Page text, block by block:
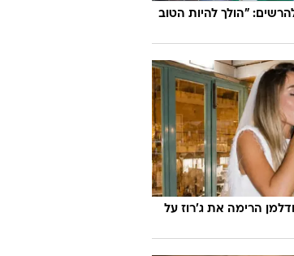
"הולך להיות הטוב
הרימה את ג'רוז על